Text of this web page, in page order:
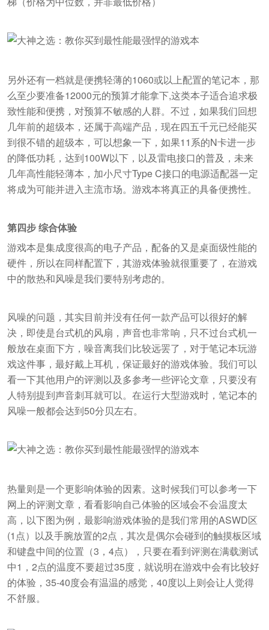
另外还有一档就是便携轻薄的1060或以上配置的笔记本，那
么至少要准备12000元的预算才能拿下,这类本子适合追求极
致性能和便携，对预算不敏感的人群。不过，如果我们回想
几年前的超级本，还属于高端产品，现在四五千元已经能买
到很不错的超级本，可以想象一下，如果11系的N卡进一步
的降低功耗，达到100W以下，以及雷电接口的普及，未来
几年高性能轻薄本，加小尺寸Type C接口的电源适配器一定
将成为可能并进入主流市场。游戏本将真正的具备便携性。
第四步 综合体验
游戏本是集成度很高的电子产品，配备的又是桌面级性能的
硬件，所以在同样配置下，其游戏体验就很重要了，在游戏
中的散热和风噪是我们要特别考虑的。
风噪的问题，其实目前并没有任何一款产品可以很好的解
决，即使是台式机的风扇，声音也非常响，只不过台式机一
般放在桌面下方，噪音离我们比较远罢了，对于笔记本玩游
戏这件事，最好戴上耳机，保证最好的游戏体验。我们可以
看一下其他用户的评测以及多参考一些评论文章，只要没有
人特别提到声音刺耳就可以。在运行大型游戏时，笔记本的
风噪一般都会达到50分贝左右。
热量则是一个更影响体验的因素。这时候我们可以参考一下
网上的评测文章，看看影响自己体验的区域会不会温度太
高，以下图为例，最影响游戏体验的是我们常用的ASWD区
(1点）以及手腕放置的2点，其次是偶尔会碰到的触摸板区域
和键盘中间的位置（3，4点），只要在看到评测在满载测试
中1，2点的温度不要超过35度，就说明在游戏中会有比较好
的体验，35-40度会有温温的感觉，40度以上则会让人觉得
不舒服。